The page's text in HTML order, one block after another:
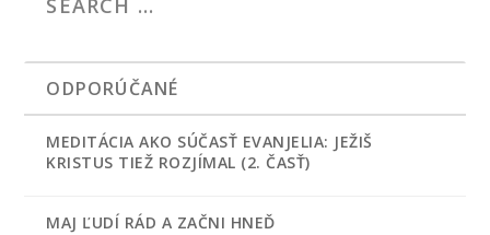
ODPORÚČANÉ
MEDITÁCIA AKO SÚČASŤ EVANJELIA: JEŽIŠ
KRISTUS TIEŽ ROZJÍMAL (2. ČASŤ)
MAJ ĽUDÍ RÁD A ZAČNI HNEĎ